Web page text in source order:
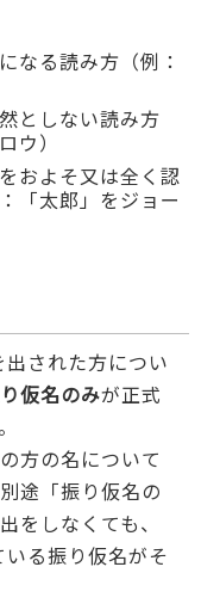
なる読み方（例：
としない読み方
ウ）
およそ又は全く認
「太郎」をジョー
された方につい
仮名のみが正式
方の名について
途「振り仮名の
をしなくても、
る振り仮名がそ